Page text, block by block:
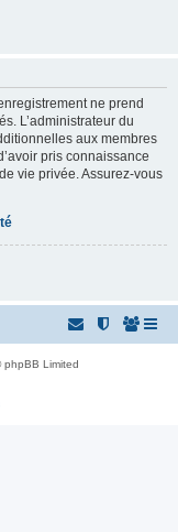
ne prend
L’administrateur du
aux membres
pris connaissance
vie privée. Assurez-vous
Limited